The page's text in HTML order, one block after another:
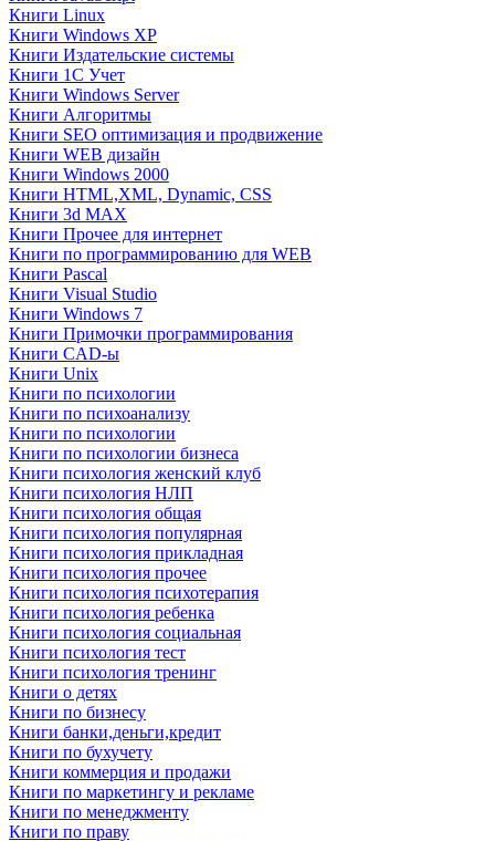
Книги Linux
Книги Windows XP
Книги Издательские системы
Книги 1C Учет
Книги Windows Server
Книги Алгоритмы
Книги SEO оптимизация и продвижение
Книги WEB дизайн
Книги Windows 2000
Книги HTML,XML, Dynamic, CSS
Книги 3d MAX
Книги Прочее для интернет
Книги по программированию для WEB
Книги Pascal
Книги Visual Studio
Книги Windows 7
Книги Примочки программирования
Книги CAD-ы
Книги Unix
Книги по психологии
Книги по психоанализу
Книги по психологии
Книги по психологии бизнеса
Книги психология женский клуб
Книги психология НЛП
Книги психология общая
Книги психология популярная
Книги психология прикладная
Книги психология прочее
Книги психология психотерапия
Книги психология ребенка
Книги психология социальная
Книги психология тест
Книги психология тренинг
Книги о детях
Книги по бизнесу
Книги банки,деньги,кредит
Книги по бухучету
Книги коммерция и продажи
Книги по маркетингу и рекламе
Книги по менеджменту
Книги по праву